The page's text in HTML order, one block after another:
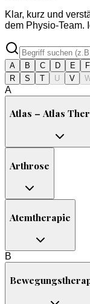
Klar, kurz und
dem Physio-Team.
A B C D E F
R
S T U V
A
Atlas – Atlas
Arthrose
Atemtherapie
B